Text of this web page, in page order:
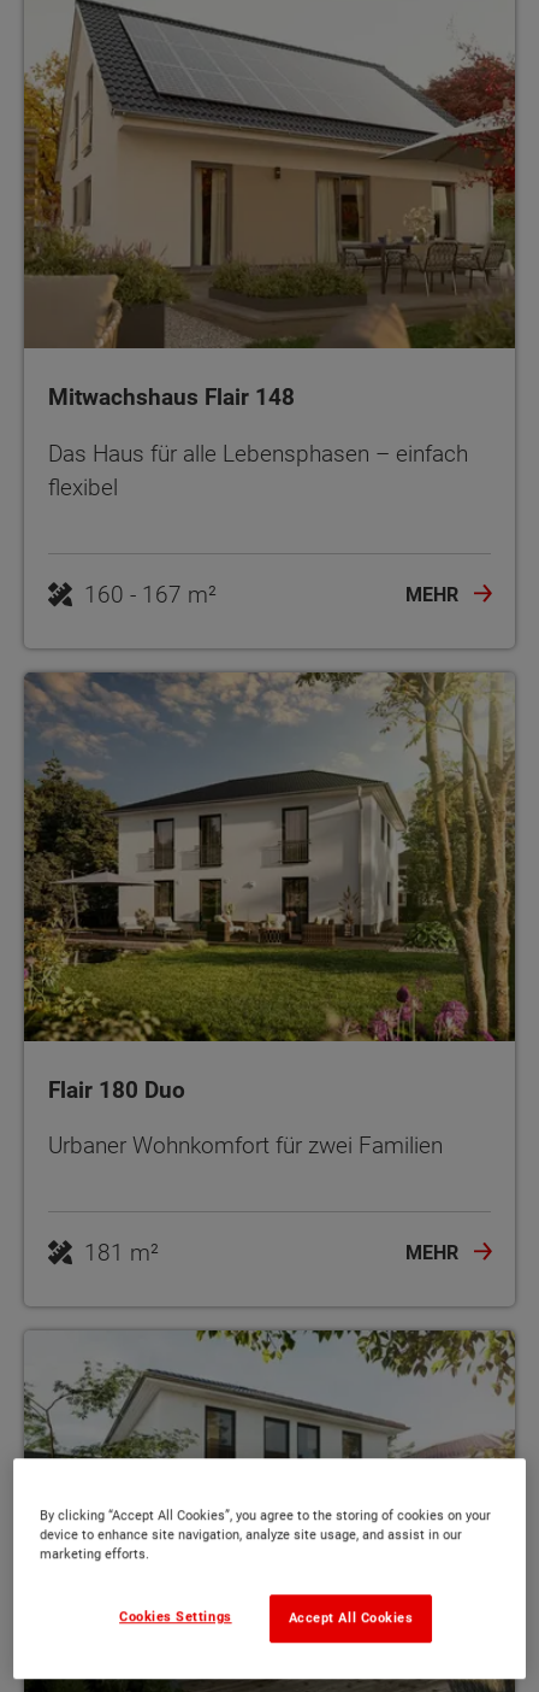
Mitwachshaus Flair 148
Das Haus für alle Lebensphasen – einfach
flexibel
160 - 167 m² MEHR
Flair 180 Duo
Urbaner Wohnkomfort für zwei Familien
181 m² MEHR
By clicking “Accept All Cookies”, you agree to the storing of cookies on your
device to enhance site navigation, analyze site usage, and assist in our
marketing efforts.
Accept All Cookies
Cookies Settings